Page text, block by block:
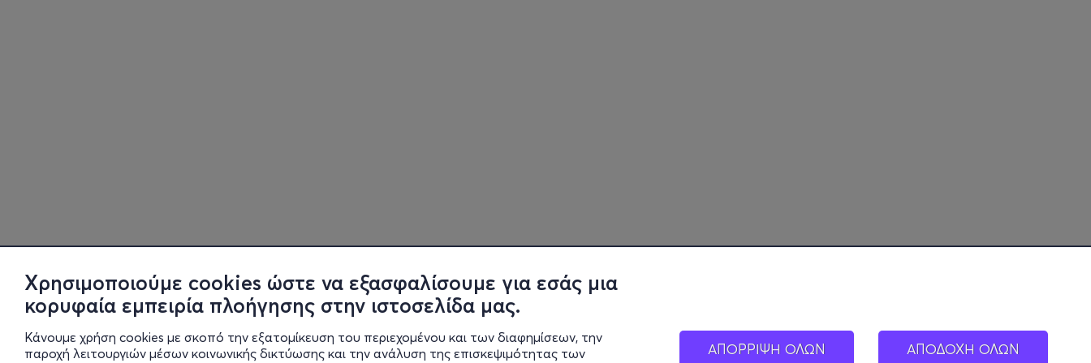
Χρησιμοποιούμε cookies ώστε να εξασφαλίσουμε για εσάς μια
κορυφαία εμπειρία πλοήγησης στην ιστοσελίδα μας.
Κάνουμε χρήση cookies με σκοπό την εξατομίκευση του περιεχομένου και των διαφημίσεων, την
παροχή λειτουργιών μέσων κοινωνικής δικτύωσης και την ανάλυση της επισκεψιμότητας των
ΑΠΟΡΡΙΨΗ ΟΛΩΝ ΑΠΟΔΟΧΗ ΟΛΩΝ